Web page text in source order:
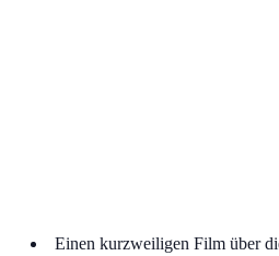
Einen kurzweiligen Film über